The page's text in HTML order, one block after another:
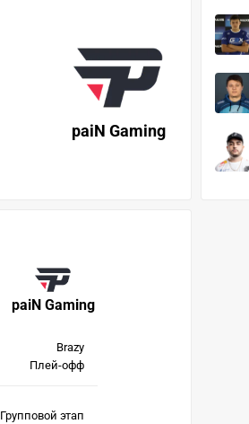
paiN Gaming
paiN Gaming
Brazy
Плей-офф
Групповой этап